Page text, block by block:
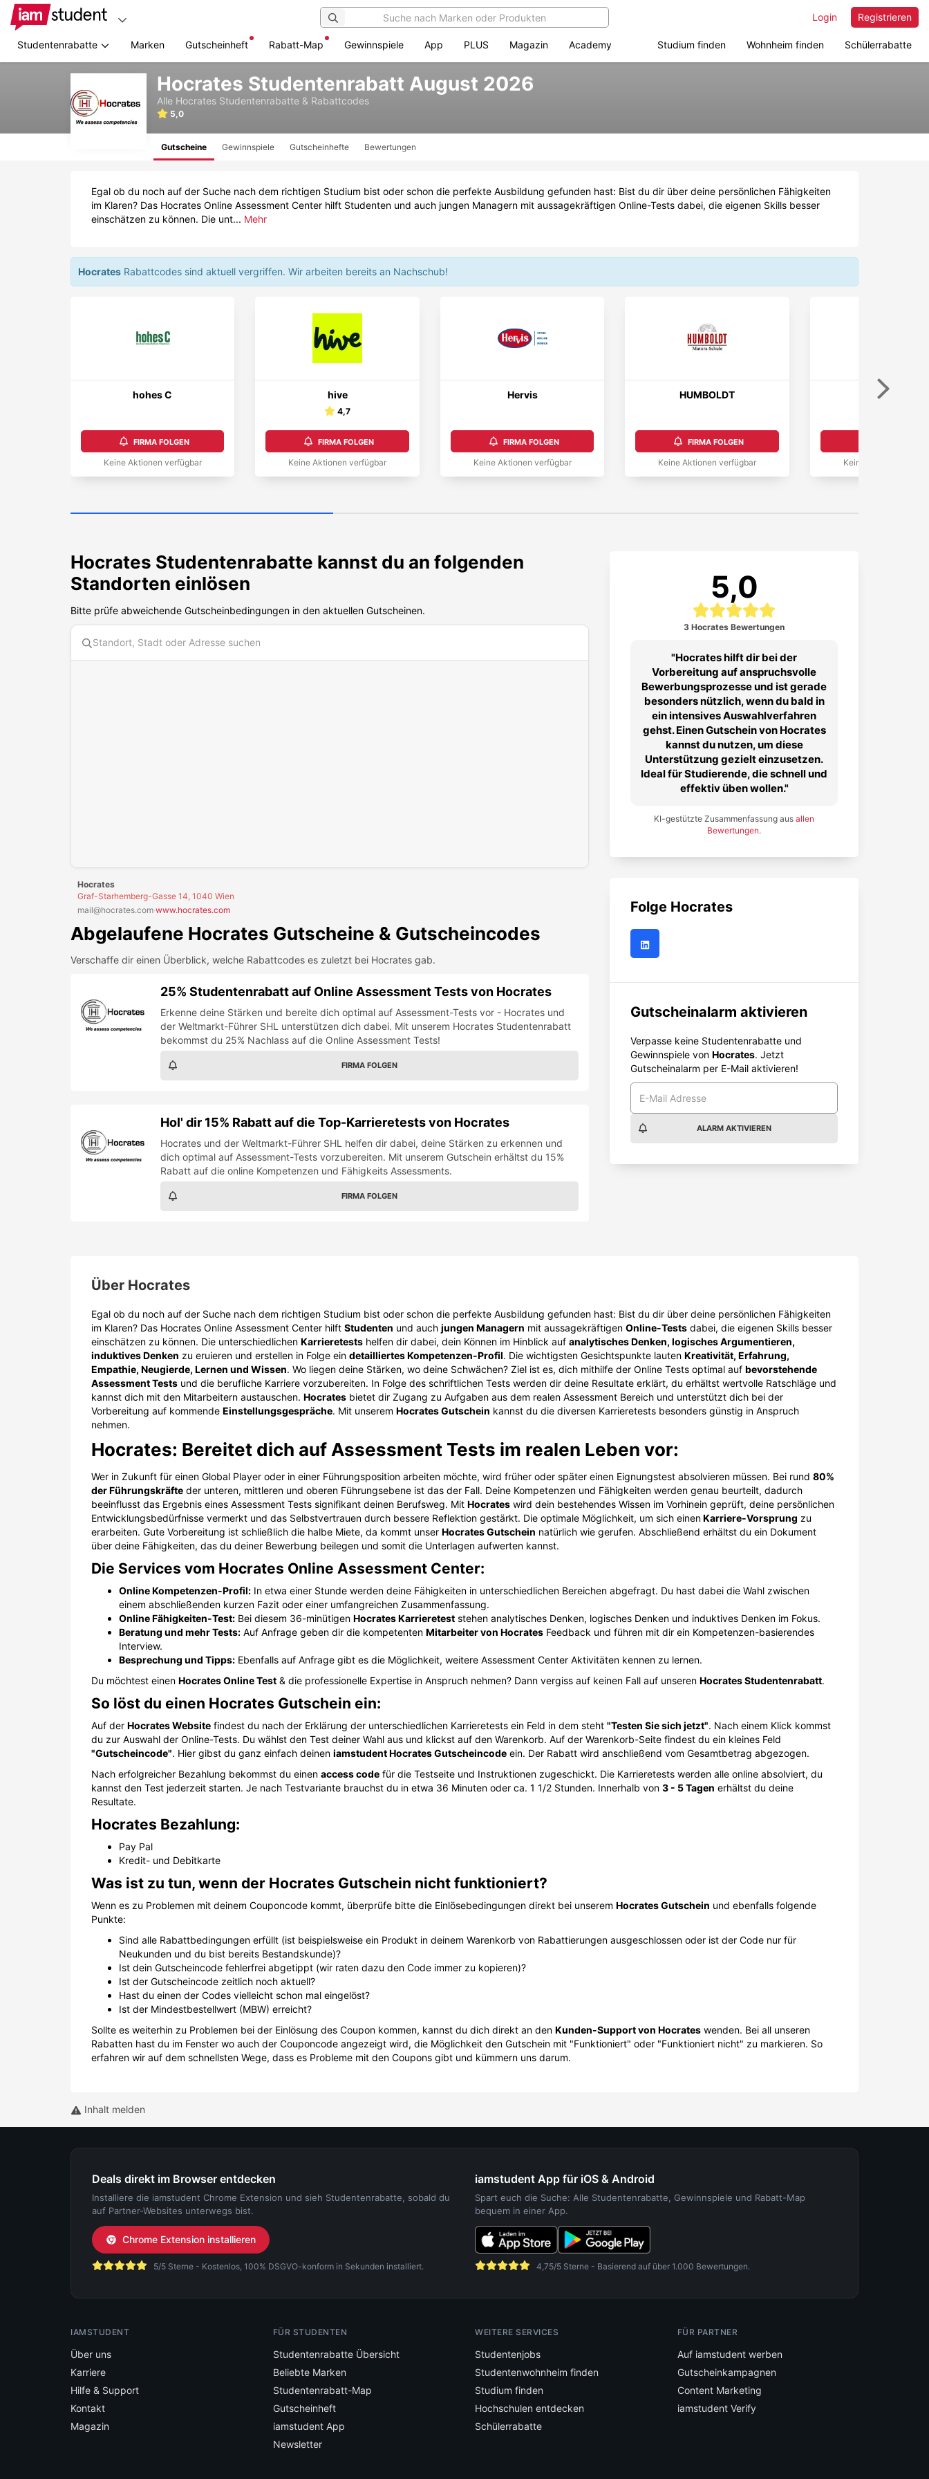
Registrieren
Login
Studentenrabatte Marken Gutscheinheft Rabatt-Map Gewinnspiele App PLUS Magazin Academy Studium finden Wohnheim finden Schülerrabatte
Hocrates Studentenrabatt August 2026
Alle Hocrates Studentenrabatte & Rabattcodes
5,0
Gutscheine Gewinnspiele Gutscheinhefte Bewertungen
Egal ob du noch auf der Suche nach dem richtigen Studium bist oder schon die perfekte Ausbildung gefunden hast: Bist du dir über deine persönlichen Fähigkeiten
im Klaren? Das Hocrates Online Assessment Center hilft Studenten und auch jungen Managern mit aussagekräftigen Online-Tests dabei, die eigenen Skills besser
einschätzen zu können. Die unt... Mehr
Hocrates Rabattcodes sind aktuell vergriffen. Wir arbeiten bereits an Nachschub!
hohes C
FIRMA FOLGEN
Keine Aktionen verfügbar
hive
4,7
FIRMA FOLGEN
Keine Aktionen verfügbar
Hervis
FIRMA FOLGEN
Keine Aktionen verfügbar
HUMBOLDT
FIRMA FOLGEN
Keine Aktionen verfügbar
Hinterholz
Keine Aktionen
Hocrates Studentenrabatte kannst du an folgenden
Standorten einlösen
Bitte prüfe abweichende Gutscheinbedingungen in den aktuellen Gutscheinen.
Hocrates
Graf-Starhemberg-Gasse 14, 1040 Wien
mail@hocrates.com·www.hocrates.com
Abgelaufene Hocrates Gutscheine & Gutscheincodes
Verschaffe dir einen Überblick, welche Rabattcodes es zuletzt bei Hocrates gab.
25% Studentenrabatt auf Online Assessment Tests von Hocrates
Erkenne deine Stärken und bereite dich optimal auf Assessment-Tests vor - Hocrates und
der Weltmarkt-Führer SHL unterstützen dich dabei. Mit unserem Hocrates Studentenrabatt
bekommst du 25% Nachlass auf die Online Assessment Tests!
FIRMA FOLGEN
Hol' dir 15% Rabatt auf die Top-Karrieretests von Hocrates
Hocrates und der Weltmarkt-Führer SHL helfen dir dabei, deine Stärken zu erkennen und
dich optimal auf Assessment-Tests vorzubereiten. Mit unserem Gutschein erhältst du 15%
Rabatt auf die online Kompetenzen und Fähigkeits Assessments.
FIRMA FOLGEN
5,0
3 Hocrates Bewertungen
Hocrates hilft dir bei der
Vorbereitung auf anspruchsvolle
Bewerbungsprozesse und ist gerade
besonders nützlich, wenn du bald in
ein intensives Auswahlverfahren
gehst. Einen Gutschein von Hocrates
kannst du nutzen, um diese
Unterstützung gezielt einzusetzen.
Ideal für Studierende, die schnell und
effektiv üben wollen.
KI-gestützte Zusammenfassung aus allen
Bewertungen.
Folge Hocrates
Gutscheinalarm aktivieren
Verpasse keine Studentenrabatte und
Gewinnspiele von Hocrates. Jetzt
Gutscheinalarm per E-Mail aktivieren!
ALARM AKTIVIEREN
Über Hocrates
Egal ob du noch auf der Suche nach dem richtigen Studium bist oder schon die perfekte Ausbildung gefunden hast: Bist du dir über deine persönlichen Fähigkeiten
im Klaren? Das Hocrates Online Assessment Center hilft Studenten und auch jungen Managern mit aussagekräftigen Online-Tests dabei, die eigenen Skills besser
einschätzen zu können. Die unterschiedlichen Karrieretests helfen dir dabei, dein Können im Hinblick auf analytisches Denken, logisches Argumentieren,
induktives Denken zu eruieren und erstellen in Folge ein detailliertes Kompetenzen-Profil. Die wichtigsten Gesichtspunkte lauten Kreativität, Erfahrung,
Empathie, Neugierde, Lernen und Wissen. Wo liegen deine Stärken, wo deine Schwächen? Ziel ist es, dich mithilfe der Online Tests optimal auf bevorstehende
Assessment Tests und die berufliche Karriere vorzubereiten. In Folge des schriftlichen Tests werden dir deine Resultate erklärt, du erhältst wertvolle Ratschläge und
kannst dich mit den Mitarbeitern austauschen. Hocrates bietet dir Zugang zu Aufgaben aus dem realen Assessment Bereich und unterstützt dich bei der
Vorbereitung auf kommende Einstellungsgespräche. Mit unserem Hocrates Gutschein kannst du die diversen Karrieretests besonders günstig in Anspruch
nehmen.
Hocrates: Bereitet dich auf Assessment Tests im realen Leben vor:
Wer in Zukunft für einen Global Player oder in einer Führungsposition arbeiten möchte, wird früher oder später einen Eignungstest absolvieren müssen. Bei rund 80%
der Führungskräfte der unteren, mittleren und oberen Führungsebene ist das der Fall. Deine Kompetenzen und Fähigkeiten werden genau beurteilt, dadurch
beeinflusst das Ergebnis eines Assessment Tests signifikant deinen Berufsweg. Mit Hocrates wird dein bestehendes Wissen im Vorhinein geprüft, deine persönlichen
Entwicklungsbedürfnisse vermerkt und das Selbstvertrauen durch bessere Reflektion gestärkt. Die optimale Möglichkeit, um sich einenKarriere-Vorsprung zu
erarbeiten. Gute Vorbereitung ist schließlich die halbe Miete, da kommt unser Hocrates Gutschein natürlich wie gerufen. Abschließend erhältst du ein Dokument
über deine Fähigkeiten, das du deiner Bewerbung beilegen und somit die Unterlagen aufwerten kannst.
Die Services vom Hocrates Online Assessment Center:
Online Kompetenzen-Profil: In etwa einer Stunde werden deine Fähigkeiten in unterschiedlichen Bereichen abgefragt. Du hast dabei die Wahl zwischen
einem abschließenden kurzen Fazit oder einer umfangreichen Zusammenfassung.
Online Fähigkeiten-Test: Bei diesem 36-minütigen Hocrates Karrieretest stehen analytisches Denken, logisches Denken und induktives Denken im Fokus.
Beratung und mehr Tests: Auf Anfrage geben dir die kompetenten Mitarbeiter von Hocrates Feedback und führen mit dir ein Kompetenzen-basierendes
Interview.
Besprechung und Tipps: Ebenfalls auf Anfrage gibt es die Möglichkeit, weitere Assessment Center Aktivitäten kennen zu lernen.
Du möchtest einen Hocrates Online Test & die professionelle Expertise in Anspruch nehmen? Dann vergiss auf keinen Fall auf unseren Hocrates Studentenrabatt.
So löst du einen Hocrates Gutschein ein:
Auf der Hocrates Website findest du nach der Erklärung der unterschiedlichen Karrieretests ein Feld in dem steht "Testen Sie sich jetzt". Nach einem Klick kommst
du zur Auswahl der Online-Tests. Du wählst den Test deiner Wahl aus und klickst auf den Warenkorb. Auf der Warenkorb-Seite findest du ein kleines Feld
"Gutscheincode". Hier gibst du ganz einfach deinen iamstudent Hocrates Gutscheincode ein. Der Rabatt wird anschließend vom Gesamtbetrag abgezogen.
Nach erfolgreicher Bezahlung bekommst du einen access code für die Testseite und Instruktionen zugeschickt. Die Karrieretests werden alle online absolviert, du
kannst den Test jederzeit starten. Je nach Testvariante brauchst du in etwa 36 Minuten oder ca. 1 1/2 Stunden. Innerhalb von 3 - 5 Tagen erhältst du deine
Resultate.
Hocrates Bezahlung:
Pay Pal
Kredit- und Debitkarte
Was ist zu tun, wenn der Hocrates Gutschein nicht funktioniert?
Wenn es zu Problemen mit deinem Couponcode kommt, überprüfe bitte die Einlösebedingungen direkt bei unserem Hocrates Gutschein und ebenfalls folgende
Punkte:
Sind alle Rabattbedingungen erfüllt (ist beispielsweise ein Produkt in deinem Warenkorb von Rabattierungen ausgeschlossen oder ist der Code nur für
Neukunden und du bist bereits Bestandskunde)?
Ist dein Gutscheincode fehlerfrei abgetippt (wir raten dazu den Code immer zu kopieren)?
Ist der Gutscheincode zeitlich noch aktuell?
Hast du einen der Codes vielleicht schon mal eingelöst?
Ist der Mindestbestellwert (MBW) erreicht?
Sollte es weiterhin zu Problemen bei der Einlösung des Coupon kommen, kannst du dich direkt an den Kunden-Support von Hocrates wenden. Bei all unseren
Rabatten hast du im Fenster wo auch der Couponcode angezeigt wird, die Möglichkeit den Gutschein mit "Funktioniert" oder "Funktioniert nicht" zu markieren. So
erfahren wir auf dem schnellsten Wege, dass es Probleme mit den Coupons gibt und kümmern uns darum.
Inhalt melden
Deals direkt im Browser entdecken
Installiere die iamstudent Chrome Extension und sieh Studentenrabatte, sobald du
auf Partner-Websites unterwegs bist.
Chrome Extension installieren
5/5 Sterne - Kostenlos, 100% DSGVO-konform in Sekunden installiert.
iamstudent App für iOS & Android
Spart euch die Suche: Alle Studentenrabatte, Gewinnspiele und Rabatt-Map
bequem in einer App.
4,75/5 Sterne - Basierend auf über 1.000 Bewertungen.
IAMSTUDENT
Über uns
Karriere
Hilfe & Support
Kontakt
Magazin
FÜR STUDENTEN
Studentenrabatte Übersicht
Beliebte Marken
Studentenrabatt-Map
Gutscheinheft
iamstudent App
Newsletter
WEITERE SERVICES
Studentenjobs
Studentenwohnheim finden
Studium finden
Hochschulen entdecken
Schülerrabatte
FÜR PARTNER
Auf iamstudent werben
Gutscheinkampagnen
Content Marketing
iamstudent Verify